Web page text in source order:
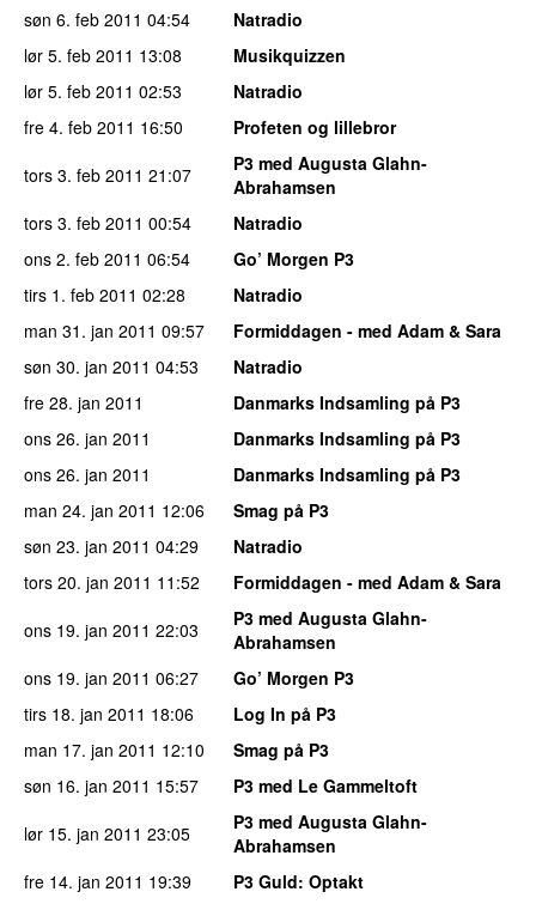
søn 6. feb 2011 04:54
Natradio
lør 5. feb 2011 13:08
Musikquizzen
lør 5. feb 2011 02:53
Natradio
fre 4. feb 2011 16:50
Profeten og lillebror
tors 3. feb 2011 21:07
P3 med Augusta Glahn-
Abrahamsen
tors 3. feb 2011 00:54
Natradio
ons 2. feb 2011 06:54
Go’ Morgen P3
tirs 1. feb 2011 02:28
Natradio
man 31. jan 2011 09:57
Formiddagen - med Adam & Sara
søn 30. jan 2011 04:53
Natradio
fre 28. jan 2011
Danmarks Indsamling på P3
ons 26. jan 2011
Danmarks Indsamling på P3
ons 26. jan 2011
Danmarks Indsamling på P3
man 24. jan 2011 12:06
Smag på P3
søn 23. jan 2011 04:29
Natradio
tors 20. jan 2011 11:52
Formiddagen - med Adam & Sara
ons 19. jan 2011 22:03
P3 med Augusta Glahn-
Abrahamsen
ons 19. jan 2011 06:27
Go’ Morgen P3
tirs 18. jan 2011 18:06
Log In på P3
man 17. jan 2011 12:10
Smag på P3
søn 16. jan 2011 15:57
P3 med Le Gammeltoft
lør 15. jan 2011 23:05
P3 med Augusta Glahn-
Abrahamsen
fre 14. jan 2011 19:39 P3 Guld: Optakt